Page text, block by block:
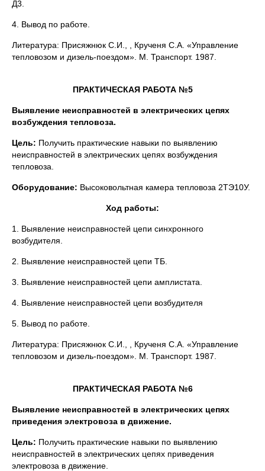
Д3.
4. Вывод по работе.
Литература: Присяжнюк С.И., , Крученя С.А. «Управление
тепловозом и дизель-поездом». М. Транспорт. 1987.
ПРАКТИЧЕСКАЯ РАБОТА №5
Выявление неисправностей в электрических цепях
возбуждения тепловоза.
Цель: Получить практические навыки по выявлению
неисправностей в электрических цепях возбуждения
тепловоза.
Оборудование: Высоковольтная камера тепловоза 2ТЭ10У.
Ход работы:
1. Выявление неисправностей цепи синхронного
возбудителя.
2. Выявление неисправностей цепи ТБ.
3. Выявление неисправностей цепи амплистата.
4. Выявление неисправностей цепи возбудителя
5. Вывод по работе.
Литература: Присяжнюк С.И., , Крученя С.А. «Управление
тепловозом и дизель-поездом». М. Транспорт. 1987.
ПРАКТИЧЕСКАЯ РАБОТА №6
Выявление неисправностей в электрических цепях
приведения электровоза в движение.
Цель: Получить практические навыки по выявлению
неисправностей в электрических цепях приведения
электровоза в движение.